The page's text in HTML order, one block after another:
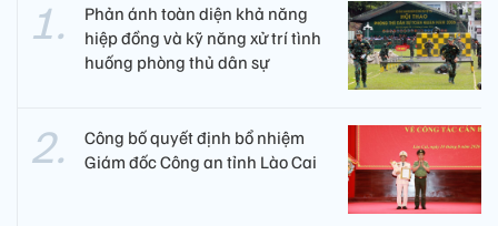
Phản ánh toàn diện khả năng
hiệp đồng và kỹ năng xử trí tình
huống phòng thủ dân sự
Công bố quyết định bổ nhiệm
Giám đốc Công an tỉnh Lào Cai